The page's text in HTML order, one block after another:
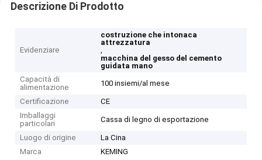
Descrizione Di Prodotto
Evidenziare
costruzione che intonaca
attrezzatura
,
macchina del gesso del cemento
guidata mano
Capacità di
alimentazione
100 insiemi/al mese
Certificazione
CE
Imballaggi
particolari
Cassa di legno di esportazione
Luogo di origine
La Cina
Marca
KEMING